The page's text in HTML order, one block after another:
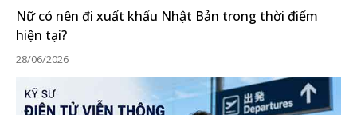
Nữ có nên đi xuất khẩu Nhật Bản trong thời điểm
hiện tại?
28/06/2026